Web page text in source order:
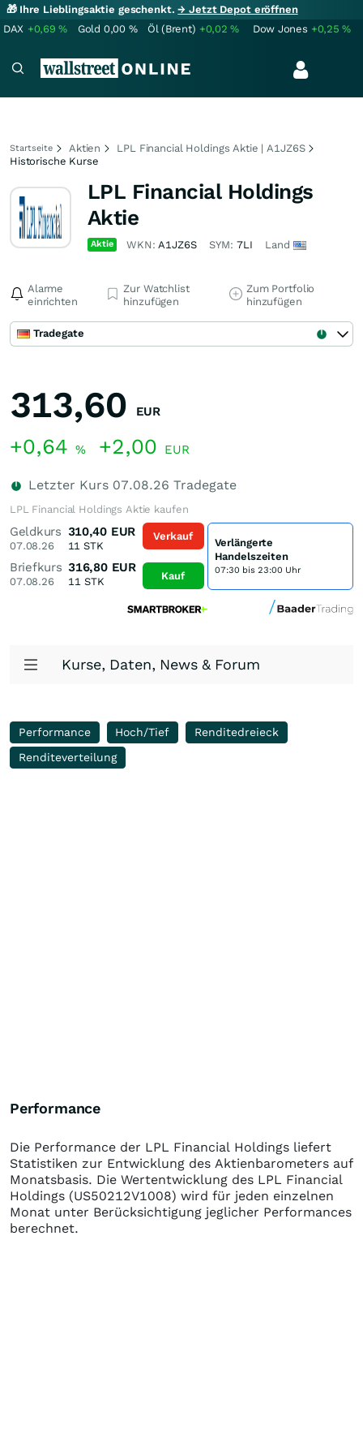
🎁 Ihre Lieblingsaktie geschenkt.→ Jetzt Depot eröffnen
DAX +0,69% Gold 0,00 % Öl (Brent) +0,02% Dow Jones +0,25%
Startseite Aktien
LPL Financial Holdings Aktie | A1JZ6S
Historische Kurse
LPL Financial Holdings
Aktie
Aktie WKN:A1JZ6S SYM: 7LI Land
Alarme
einrichten
Zur Watchlist
hinzufügen
Zum Portfolio
hinzufügen
Tradegate
313,60 EUR
+0,64 % +2,00 EUR
Letzter Kurs 07.08.26 Tradegate
LPL Financial Holdings Aktie kaufen
Geldkurs
07.08.26
310,40 EUR
11 STK
Briefkurs
07.08.26
316,80 EUR
11 STK
Verkauf
Kauf
Verlängerte
Handelszeiten
07:30 bis 23:00 Uhr
Kurse, Daten, News & Forum
Performance Hoch/Tief
Renditedreieck
Renditeverteilung
Performance
Die Performance der LPL Financial Holdings liefert
Statistiken zur Entwicklung des Aktienbarometers auf
Monatsbasis. Die Wertentwicklung des LPL Financial
Holdings (US50212V1008) wird für jeden einzelnen
Monat unter Berücksichtigung jeglicher Performances
berechnet.